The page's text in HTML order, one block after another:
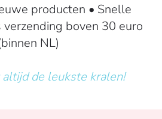
producten • Snelle
boven 30 euro
NL)
de leukste kralen!